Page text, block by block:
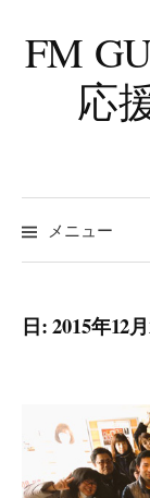
ン
テ
FM
応
メニュー
日:2015年12